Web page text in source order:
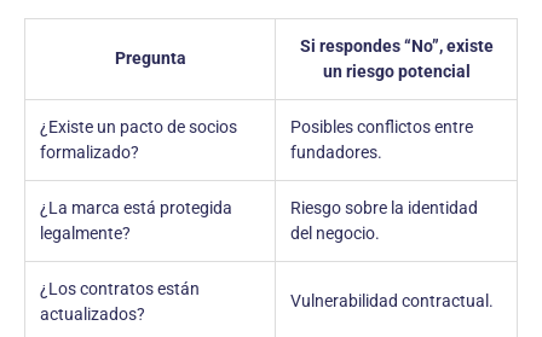
Pregunta
Si respondes “No”, existe
un riesgo potencial
¿Existe un pacto de socios
formalizado?
Posibles conflictos entre
fundadores.
¿La marca está protegida
legalmente?
Riesgo sobre la identidad
del negocio.
¿Los contratos están
actualizados?
Vulnerabilidad contractual.